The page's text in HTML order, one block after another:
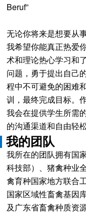
Beruf”
无论你将来是想要从
我希望你能真正热爱
术和理论热心学习和
问题，勇于提出自己
程中不可避免的困难
训，最终完成目标。
我会在提供学生所需
的沟通渠道和自由轻
我的团队
我所在的团队拥有国
科技部）、猪禽种业
禽育种国家地方联合
国家区域性畜禽基因
及广东省畜禽种质资